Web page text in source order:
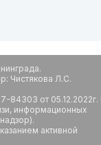
Чистякова Л.С.
84303 от
информационных
активной